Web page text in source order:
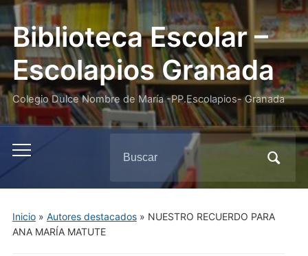
Biblioteca Escolar –
Escolapios Granada
Colegio Dulce Nombre de María -PP.Escolapios- Granada
Alternar
menú
móvil
Inicio» Autores destacados» NUESTRO RECUERDO PARA
ANA MARÍA MATUTE